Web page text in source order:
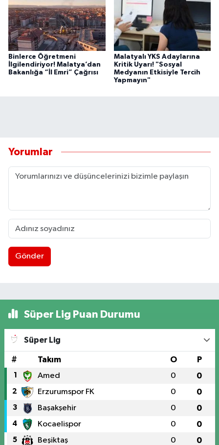
Binlerce Öğretmeni
İlgilendiriyor! Malatya’dan
Bakanlığa “İl Emri” Çağrısı
Malatyalı YKS Adaylarına
Kritik Uyarı! "Sosyal
Medyanın Etkisiyle Tercih
Yapmayın"
Yorumlar
Gönder
Süper Lig Puan Durumu
Süper Lig
# Takım O P
1 Amed 0 0
2 Erzurumspor FK 0 0
3 Başakşehir 0 0
4 Kocaelispor 0 0
5 Beşiktaş 0 0